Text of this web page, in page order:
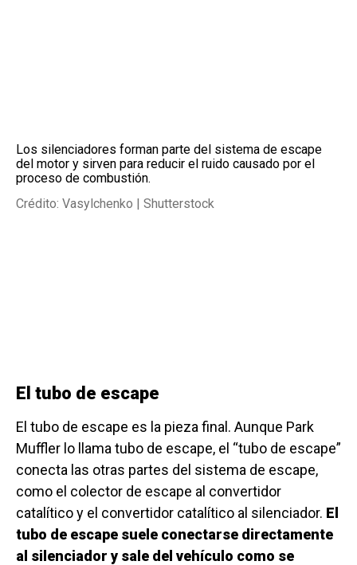
Los silenciadores forman parte del sistema de escape
del motor y sirven para reducir el ruido causado por el
proceso de combustión.
Crédito: Vasylchenko | Shutterstock
El tubo de escape
El tubo de escape es la pieza final. Aunque Park
Muffler lo llama tubo de escape, el “tubo de escape”
conecta las otras partes del sistema de escape,
como el colector de escape al convertidor
catalítico y el convertidor catalítico al silenciador. El
tubo de escape suele conectarse directamente
al silenciador y sale del vehículo como se